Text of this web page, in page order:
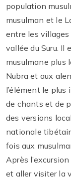
population
musulman et le
entre les
vallée du Suru. Il
musulmane plus
Nubra et aux
l’élément le
de chants et de
des versions
nationale
fois aux
Après
et aller visiter la